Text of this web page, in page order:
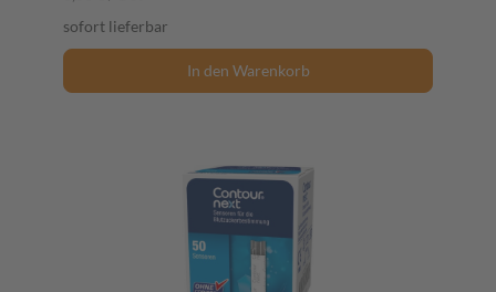
sofort lieferbar
In den Warenkorb